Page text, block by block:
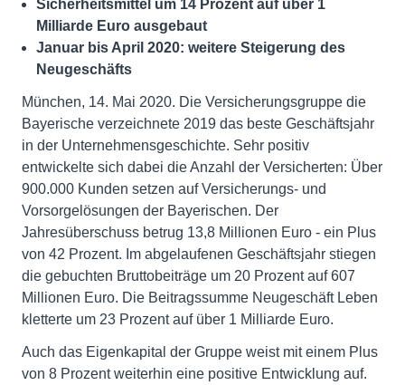
Sicherheitsmittel um 14 Prozent auf über 1
Milliarde Euro ausgebaut
Januar bis April 2020: weitere Steigerung des
Neugeschäfts
München, 14. Mai 2020. Die Versicherungsgruppe die
Bayerische verzeichnete 2019 das beste Geschäftsjahr
in der Unternehmensgeschichte. Sehr positiv
entwickelte sich dabei die Anzahl der Versicherten: Über
900.000 Kunden setzen auf Versicherungs- und
Vorsorgelösungen der Bayerischen. Der
Jahresüberschuss betrug 13,8 Millionen Euro - ein Plus
von 42 Prozent. Im abgelaufenen Geschäftsjahr stiegen
die gebuchten Bruttobeiträge um 20 Prozent auf 607
Millionen Euro. Die Beitragssumme Neugeschäft Leben
kletterte um 23 Prozent auf über 1 Milliarde Euro.
Auch das Eigenkapital der Gruppe weist mit einem Plus
von 8 Prozent weiterhin eine positive Entwicklung auf.